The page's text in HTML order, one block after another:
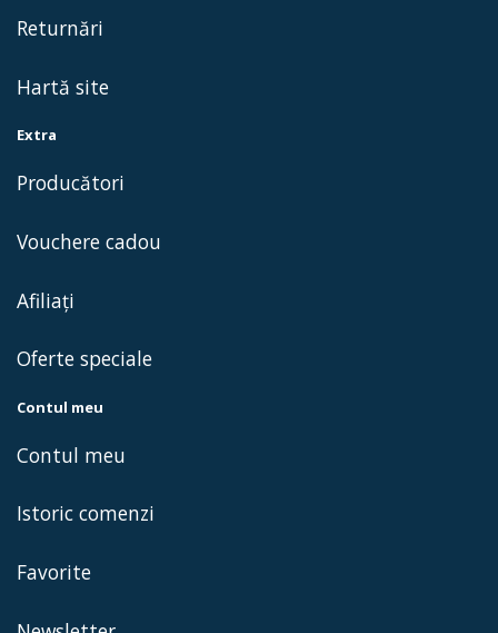
Returnări
Hartă site
Extra
Producători
Vouchere cadou
Afiliaţi
Oferte speciale
Contul meu
Contul meu
Istoric comenzi
Favorite